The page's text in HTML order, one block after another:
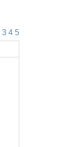
3 4 5